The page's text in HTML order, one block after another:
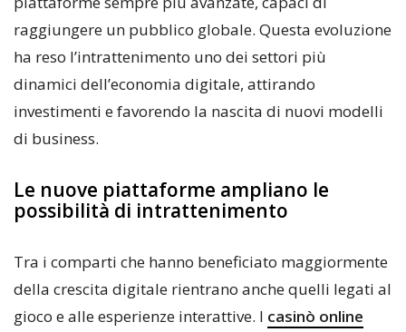
raggiungere un pubblico globale. Questa evoluzione
ha reso l’intrattenimento uno dei settori più
dinamici dell’economia digitale, attirando
investimenti e favorendo la nascita di nuovi modelli
di business.
Le nuove piattaforme ampliano le
possibilità di intrattenimento
Tra i comparti che hanno beneficiato maggiormente
della crescita digitale rientrano anche quelli legati al
gioco e alle esperienze interattive. I casinò online